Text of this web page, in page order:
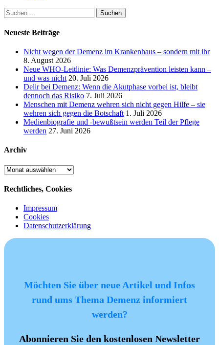
Suchen
nach:
Neueste Beiträge
Nicht wegen der Demenz im Krankenhaus – sondern mit ihr
8. August 2026
Neue WHO-Leitlinie: Was Demenzprävention leisten kann –
und was nicht 20. Juli 2026
Delir bei Demenz: Wenn die Akutphase vorbei ist, bleibt
dennoch das Risiko 7. Juli 2026
Menschen mit Demenz wehren sich nicht gegen Hilfe – sie
wehren sich gegen die Botschaft 1. Juli 2026
Medienbiografie und -bewußtsein werden Teil der Pflege
werden 27. Juni 2026
Archiv
Archiv
Rechtliches, Cookies
Impressum
Cookies
Datenschutzerklärung
Möchten Sie über neue Artikel und Infos
rund ums Thema Demenz informiert
werden?
Abonnieren Sie den kostenlosen Newsletter